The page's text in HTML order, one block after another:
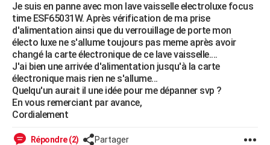
Mobiles
Meilleur smartphone
Internet
Ordinateurs
Jeux vidéo
Guide high-tech
+BRICOLAGE
Forum
Aménagement intérieur
Extérieur
Cuisine
Salle de bains
Jardinage
Rangement
WEEK-END
Guides de France
Escapades
Patrimoine
Expositions
Musées
Week-end nature
LIFESTYLE
Art de vivre
Bien-être
Loisirs
ModeModes de vie
SANTE
Alimentation
Guide de la santé
Maladies
Médicaments
Sommeil
VOYAGE
Destinations
City break
Voyage nature
Voyage de noces
Forum
Climat
PHOTO
Je suis en panne avec mon lave vaisselle electroluxe focus
time ESF65031W. Après vérification de ma prise
d'alimentation ainsi que du verrouillage de porte mon
électo luxe ne s'allume toujours pas meme après avoir
changé la carte électronique de ce lave vaisselle....
J'ai bien une arrivée d'alimentation jusqu'à la carte
électronique mais rien ne s'allume...
Quelqu'un aurait il une idée pour me dépanner svp ?
En vous remerciant par avance,
Cordialement
Répondre (2) Partager